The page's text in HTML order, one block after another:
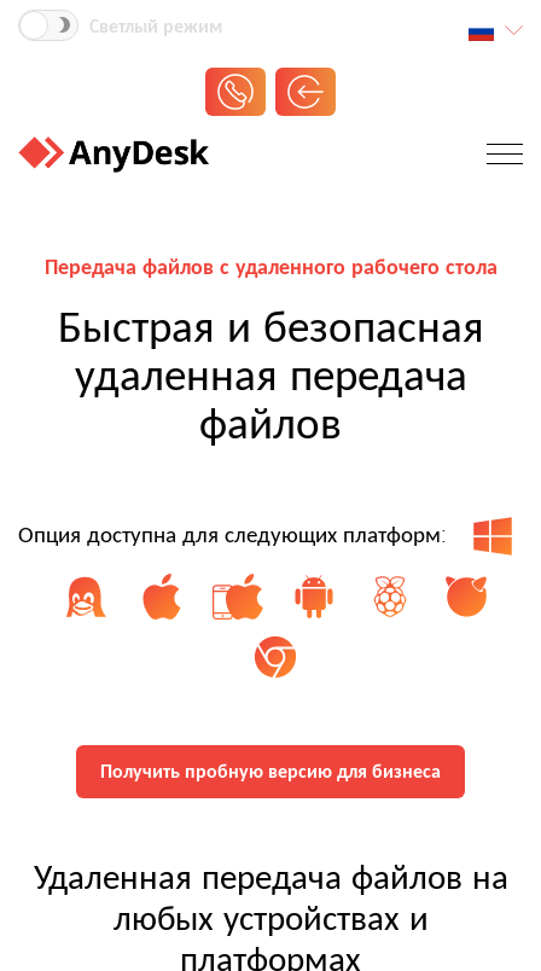
Светлый режим
Передача файлов с удаленного рабочего стола
Быстрая и безопасная
удаленная передача
файлов
Опция доступна для следующих платформ:
Получить пробную версию для бизнеса
Удаленная передача файлов на
любых устройствах и
платформах